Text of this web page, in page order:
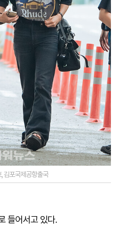
김포국제공항출국
들어서고 있다.